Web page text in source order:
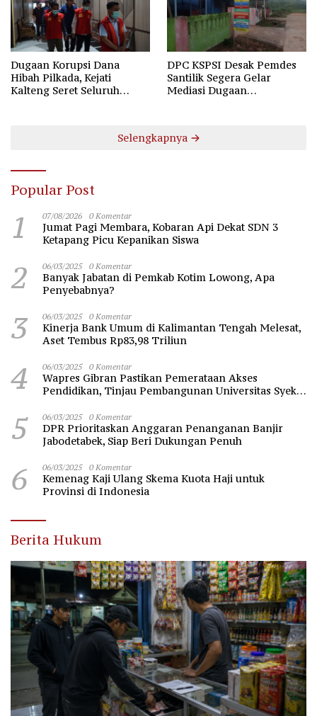
Dugaan Korupsi Dana
Hibah Pilkada, Kejati
Kalteng Seret Seluruh
DPC KSPSI Desak Pemdes
Santilik Segera Gelar
Mediasi Dugaan
Selengkapnya
Popular Post
1 07/08/2026 0 Komentar
Jumat Pagi Membara, Kobaran Api Dekat SDN 3
Ketapang Picu Kepanikan Siswa
2 06/03/2025 0 Komentar
Banyak Jabatan di Pemkab Kotim Lowong, Apa
Penyebabnya?
3 06/03/2025 0 Komentar
Kinerja Bank Umum di Kalimantan Tengah Melesat,
Aset Tembus Rp83,98 Triliun
4 06/03/2025 0 Komentar
Wapres Gibran Pastikan Pemerataan Akses
Pendidikan, Tinjau Pembangunan Universitas Syekh
5 06/03/2025 0 Komentar
DPR Prioritaskan Anggaran Penanganan Banjir
Jabodetabek, Siap Beri Dukungan Penuh
6 06/03/2025 0 Komentar
Kemenag Kaji Ulang Skema Kuota Haji untuk
Provinsi di Indonesia
Berita Hukum